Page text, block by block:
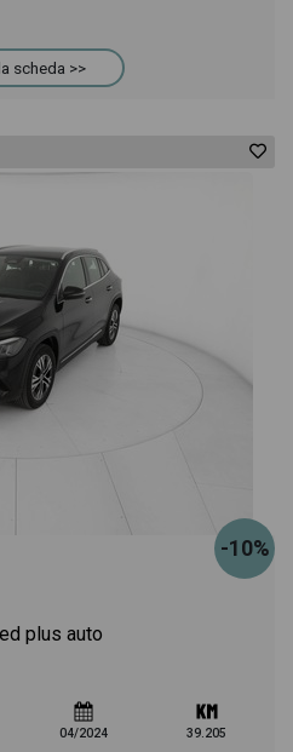
scheda >>
-10%
plus auto
04/2024 39.205